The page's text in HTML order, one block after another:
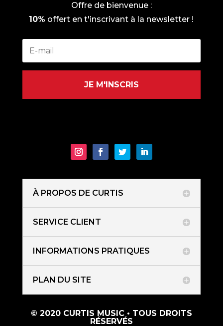
Offre de bienvenue :
10% offert en t'inscrivant à la newsletter !
JE M'INSCRIS
À PROPOS DE CURTIS
SERVICE CLIENT
INFORMATIONS PRATIQUES
PLAN DU SITE
© 2020 CURTIS MUSIC • TOUS DROITS
RÉSERVÉS